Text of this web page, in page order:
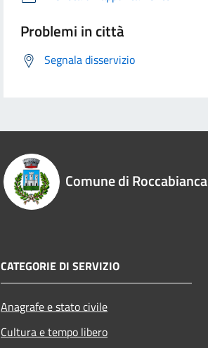
Problemi in città
Segnala disservizio
Comune di Roccabianca
CATEGORIE DI SERVIZIO
Anagrafe e stato civile
Cultura e tempo libero